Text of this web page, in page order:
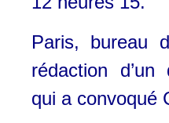
Paris, bureau
rédaction
qui a convoqué